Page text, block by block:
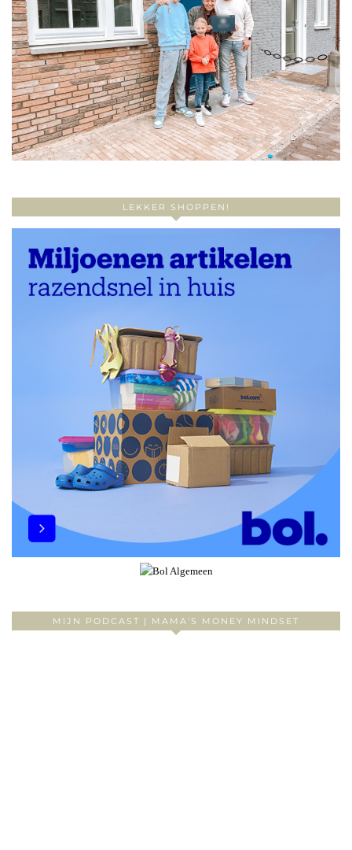
LEKKER SHOPPEN!
MIJN PODCAST | MAMA’S MONEY MINDSET